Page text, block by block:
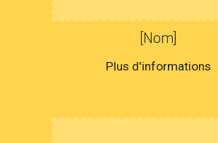
[Nom]
Plus d'informations